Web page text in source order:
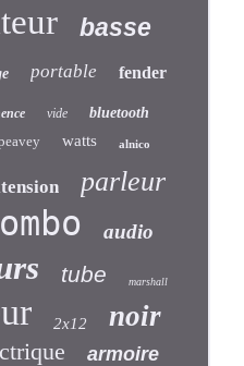
basse
portable fender
vide bluetooth
watts alnico
parleur
audio
tube marshall
2x12 noir
armoire